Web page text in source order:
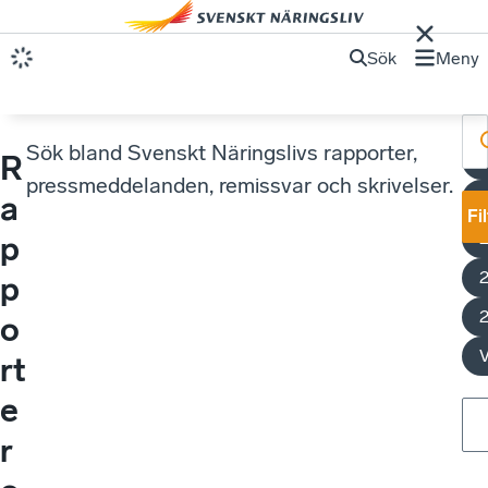
Sök Meny
R
a
p
p
o
rt
e
r
Sök bland Svenskt Näringslivs rapporter,
pressmeddelanden, remissvar och skrivelser.